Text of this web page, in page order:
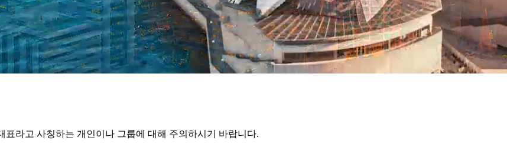
라고 사칭하는 개인이나 그룹에 대해 주의하시기 바랍니다.